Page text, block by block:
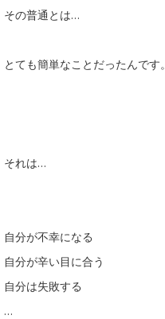
その普通とは…
とても簡単なことだったんです。
それは…
自分が不幸になる
自分が辛い目に合う
自分は失敗する
…